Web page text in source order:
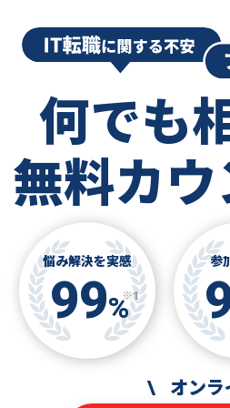
何でも
無料カ
悩み解決を実感
99%※1
参
\ オンラ